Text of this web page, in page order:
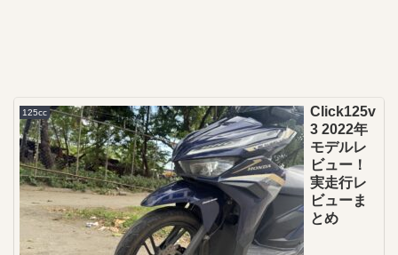
125cc
Click125v
3 2022年
モデルレ
ビュー！
実走行レ
ビューま
とめ